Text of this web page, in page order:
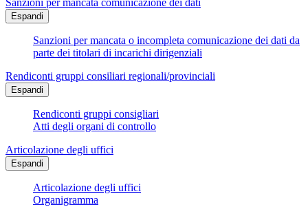
Espandi
Sanzioni per mancata o incompleta comunicazione dei dati da
parte dei titolari di incarichi dirigenziali
Rendiconti gruppi consiliari regionali/provinciali
Espandi
Rendiconti gruppi consigliari
Atti degli organi di controllo
Articolazione degli uffici
Espandi
Articolazione degli uffici
Organigramma